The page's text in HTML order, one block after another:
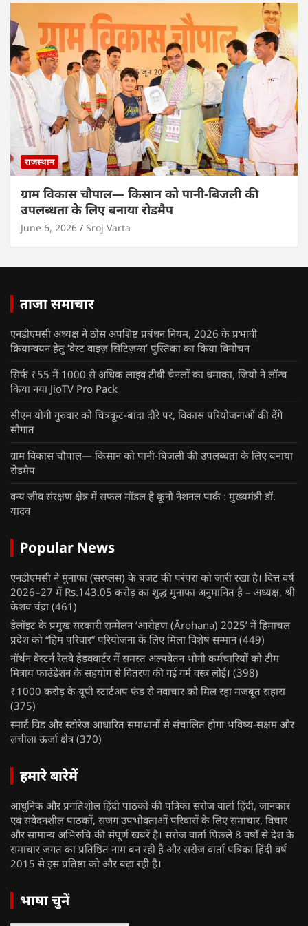
राजस्थान
ग्राम विकास चौपाल— किसान को पानी-बिजली की
उपलब्धता के लिए बनाया रोडमैप
June 6, 2026 Sroj Varta
ताजा समाचार
एनडीएमसी अध्यक्ष ने ठोस अपशिष्ट प्रबंधन नियम, 2026 के प्रभावी
क्रियान्वयन हेतु ‘वेस्ट वाइज़ सिटिज़न्स’ पुस्तिका का किया विमोचन
सिर्फ ₹55 में 1000 से अधिक लाइव टीवी चैनलों का धमाका, जियो ने लॉन्च
किया नया JioTV Pro Pack
सीएम योगी गुरुवार को चित्रकूट-बांदा दौरे पर, विकास परियोजनाओं की देंगे
सौगात
ग्राम विकास चौपाल— किसान को पानी-बिजली की उपलब्धता के लिए बनाया
रोडमैप
वन्य जीव संरक्षण क्षेत्र में सफल मॉडल है कूनो नेशनल पार्क : मुख्यमंत्री डॉ.
यादव
Popular News
एनडीएमसी ने मुनाफा (सरप्लस) के बजट की परंपरा को जारी रखा है। वित्त वर्ष
2026–27 में Rs.143.05 करोड़ का शुद्ध मुनाफा अनुमानित है – अध्यक्ष, श्री
केशव चंद्रा (461)
डेलॉइट के प्रमुख सरकारी सम्मेलन ‘आरोहण (Ārohaṇa) 2025’ में हिमाचल
प्रदेश को “हिम परिवार” परियोजना के लिए मिला विशेष सम्मान (449)
नॉर्थन वेस्टर्न रेलवे हेडक्वार्टर में समस्त अल्पवेतन भोगी कर्मचारियों को टीम
मित्राय फाउंडेशन के सहयोग से वितरण की गई गर्म वस्त्र लोई। (398)
₹1000 करोड़ के यूपी स्टार्टअप फंड से नवाचार को मिल रहा मजबूत सहारा
(375)
स्मार्ट ग्रिड और स्टोरेज आधारित समाधानों से संचालित होगा भविष्य-सक्षम और
लचीला ऊर्जा क्षेत्र (370)
हमारे बारेमें
आधुनिक और प्रगतिशील हिंदी पाठकों की पत्रिका सरोज वार्ता हिंदी, जानकार
एवं संवेदनशील पाठकों, सजग उपभोक्ताओं परिवारों के लिए समाचार, विचार
और सामान्य अभिरुचि की संपूर्ण खबरें है। सरोज वार्ता पिछले 8 वर्षों से देश के
समाचार जगत का प्रतिष्ठित नाम बन रही है और सरोज वार्ता पत्रिका हिंदी वर्ष
2015 से इस प्रतिष्ठा को और बढ़ा रही है।
भाषा चुनें